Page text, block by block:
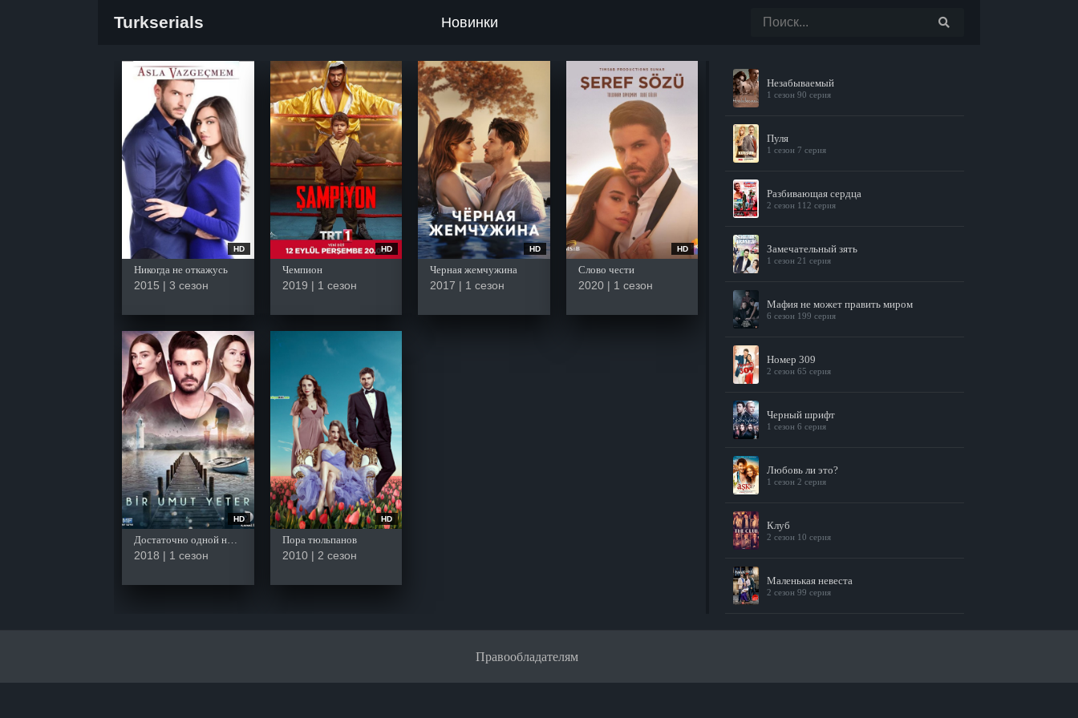
Turkserials Новинки
HD
Никогда не откажусь
2015 | 3 сезон
HD
Чемпион
2019 | 1 сезон
HD
Черная жемчужина
2017 | 1 сезон
HD
Слово чести
2020 | 1 сезон
HD
2018 | 1 сезон
HD
Пора тюльпанов
2010 | 2 сезон
Незабываемый
1 сезон 90 серия
Пуля
1 сезон 7 серия
Разбивающая сердца
2 сезон 112 серия
Замечательный зять
1 сезон 21 серия
Мафия не может править миром
6 сезон 199 серия
Номер 309
2 сезон 65 серия
Черный шрифт
1 сезон 6 серия
Любовь ли это?
1 сезон 2 серия
Клуб
2 сезон 10 серия
Маленькая невеста
2 сезон 99 серия
Правообладателям